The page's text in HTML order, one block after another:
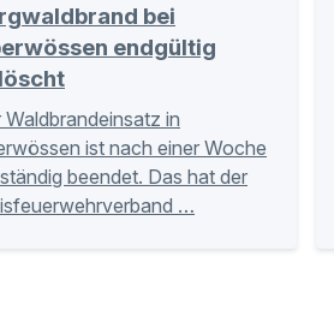
bei
endgültig
Waldbrandeinsatz in
ist nach einer Woche
beendet. Das hat der
…